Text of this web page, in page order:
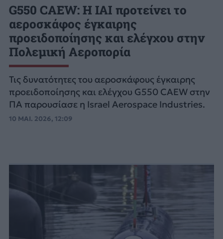
G550 CAEW: H IAI προτείνει το
αεροσκάφος έγκαιρης
προειδοποίησης και ελέγχου στην
Πολεμική Αεροπορία
Τις δυνατότητες του αεροσκάφους έγκαιρης
προειδοποίησης και ελέγχου G550 CAEW στην
ΠΑ παρουσίασε η Israel Aerospace Industries.
10 ΜΑΙ. 2026, 12:09